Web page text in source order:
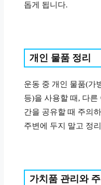
돕게 됩니다.
개인 물품 정리
운동 중 개인 물품(가
등)을 사용할 때, 다른
간을 공유할 때 주의
주변에 두지 말고 정
가치품 관리와 주